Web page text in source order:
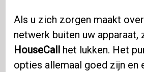
Als u zich zorgen maakt
netwerk buiten uw apparaat,
HouseCall het lukken. Het
opties allemaal goed zijn en